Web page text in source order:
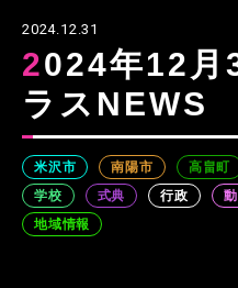
2024.12.31
2024年12月30日Nトピ＋プ
ラスNEWS
米沢市 南陽市 高畠町
学校
式典 行政
地域情報